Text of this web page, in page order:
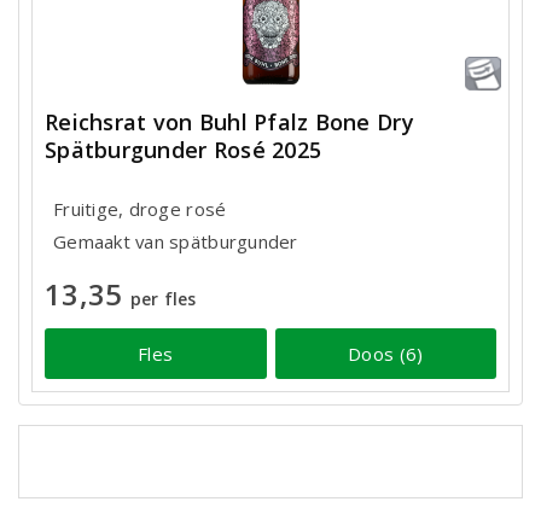
Reichsrat von Buhl Pfalz Bone Dry
Spätburgunder Rosé 2025
Fruitige, droge rosé
Gemaakt van spätburgunder
13,35 per fles
Fles Doos (6)